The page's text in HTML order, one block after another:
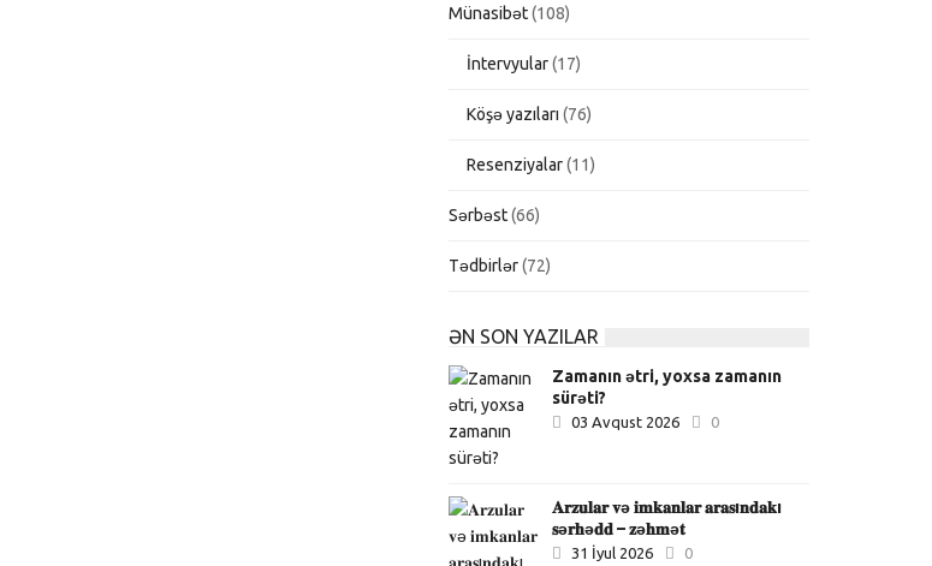
Münasibət(108)
İntervyular(17)
Köşə yazıları (76)
Resenziyalar(11)
Sərbəst(66)
Tədbirlər(72)
ƏN SON YAZILAR
Zamanın ətri, yoxsa zamanın
sürəti?
03 Avqust 2026 0
𝐀𝐫𝐳𝐮𝐥𝐚𝐫 𝐯ə 𝐢𝐦𝐤𝐚𝐧𝐥𝐚𝐫 𝐚𝐫𝐚𝐬ı𝐧𝐝𝐚𝐤ı
𝐬ə𝐫𝐡ə𝐝𝐝 – 𝐳ə𝐡𝐦ə𝐭
31 İyul 2026 0